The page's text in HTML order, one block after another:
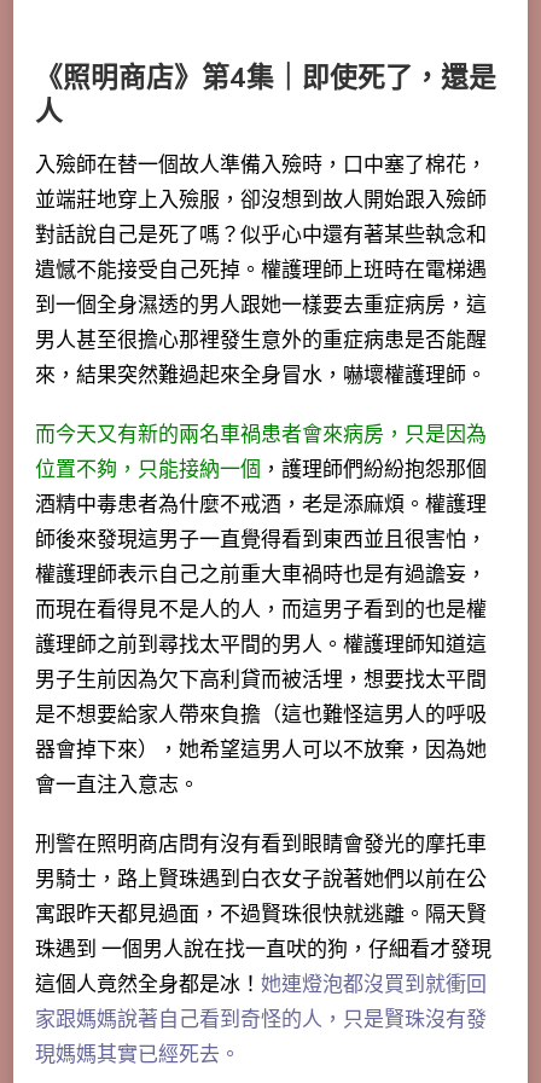
《照明商店》第4集｜即使死了，還是
人
入殮師在替一個故人準備入殮時，口中塞了棉花，
並端莊地穿上入殮服，卻沒想到故人開始跟入殮師
對話說自己是死了嗎？似乎心中還有著某些執念和
遺憾不能接受自己死掉。權護理師上班時在電梯遇
到一個全身濕透的男人跟她一樣要去重症病房，這
男人甚至很擔心那裡發生意外的重症病患是否能醒
來，結果突然難過起來全身冒水，嚇壞權護理師。
而今天又有新的兩名車禍患者會來病房，只是因為
位置不夠，只能接納一個 ，護理師們紛紛抱怨那個
酒精中毒患者為什麼不戒酒，老是添麻煩。權護理
師後來發現這男子一直覺得看到東西並且很害怕，
權護理師表示自己之前重大車禍時也是有過譫妄，
而現在看得見不是人的人，而這男子看到的也是權
護理師之前到尋找太平間的男人。權護理師知道這
男子生前因為欠下高利貸而被活埋，想要找太平間
是不想要給家人帶來負擔（這也難怪這男人的呼吸
器會掉下來），她希望這男人可以不放棄，因為她
會一直注入意志。
刑警在照明商店問有沒有看到眼睛會發光的摩托車
男騎士，路上賢珠遇到白衣女子說著她們以前在公
寓跟昨天都見過面，不過賢珠很快就逃離。隔天賢
珠遇到 一個男人說在找一直吠的狗，仔細看才發現
這個人竟然全身都是冰！ 她連燈泡都沒買到就衝回
家跟媽媽說著自己看到奇怪的人，只是賢珠沒有發
現媽媽其實已經死去。